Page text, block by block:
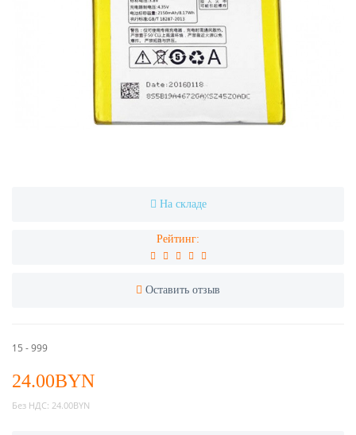
На складе
Рейтинг:
Оставить отзыв
15 - 999
24.00BYN
Без НДС: 24.00BYN